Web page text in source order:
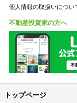
個人情報の取扱いについ
不動産投資家の方へ
トップページ